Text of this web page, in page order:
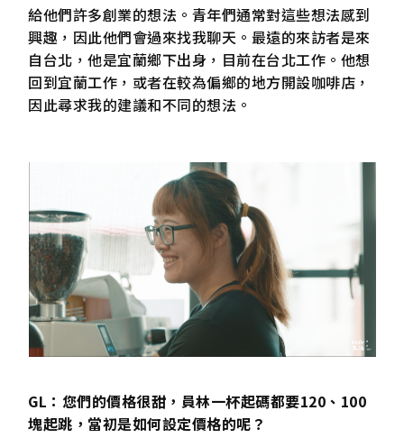
給他們許多創業的想法。青年們通常對這些想法感到
興趣，因此他們會過來找我聊天。最遠的來訪者是來
自台北，他是宜蘭鄉下出身，目前在台北工作。他想
回到宜蘭工作，或者在較為偏鄉的地方開設咖啡店，
因此尋求我的建議和不同的想法。
GL：您們的價格很甜，員林一杯起碼都要120、100
塊起跳，當初是如何設定價格的呢？